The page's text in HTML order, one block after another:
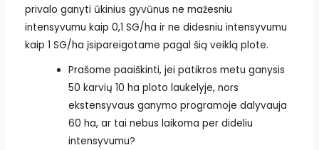
privalo ganyti ūkinius gyvūnus ne mažesniu
intensyvumu kaip 0,1 SG/ha ir ne didesniu intensyvumu
kaip 1 SG/ha įsipareigotame pagal šią veiklą plote.
Prašome paaiškinti, jei patikros metu ganysis
50 karvių 10 ha ploto laukelyje, nors
ekstensyvaus ganymo programoje dalyvauja
60 ha, ar tai nebus laikoma per dideliu
intensyvumu?